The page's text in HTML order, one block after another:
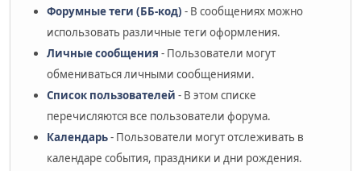
Форумные теги (ББ-код) - В сообщениях можно
использовать различные теги оформления.
Личные сообщения - Пользователи могут
обмениваться личными сообщениями.
Список пользователей - В этом списке
перечисляются все пользователи форума.
Календарь- Пользователи могут отслеживать в
календаре события, праздники и дни рождения.